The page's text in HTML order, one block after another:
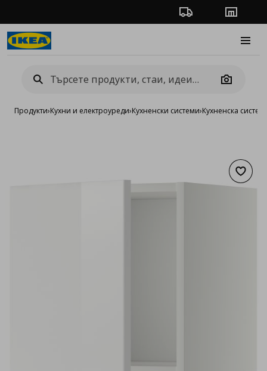
Проследяване на
Camera
Продукти›Кухни и електроуреди›Кухненски системи›Кухненска